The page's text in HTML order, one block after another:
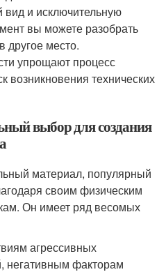
и исключительную
вы можете разобрать
другое место.
упрощают процесс
возникновения технических
выбор для создания
материал, популярный
своим физическим
Он имеет ряд весомых
агрессивных
негативным факторам